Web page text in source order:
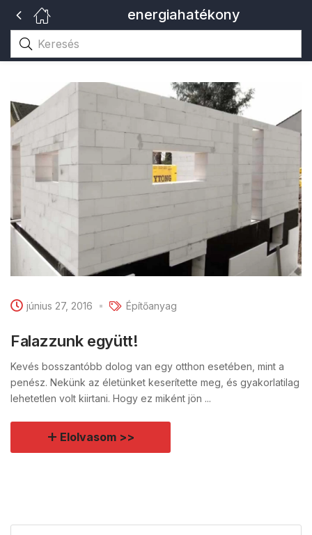
energiahatékony
június 27, 2016 Építőanyag
Falazzunk együtt!
Kevés bosszantóbb dolog van egy otthon esetében, mint a
penész. Nekünk az életünket keserítette meg, és gyakorlatilag
lehetetlen volt kiirtani. Hogy ez miként jön ...
Elolvasom >>